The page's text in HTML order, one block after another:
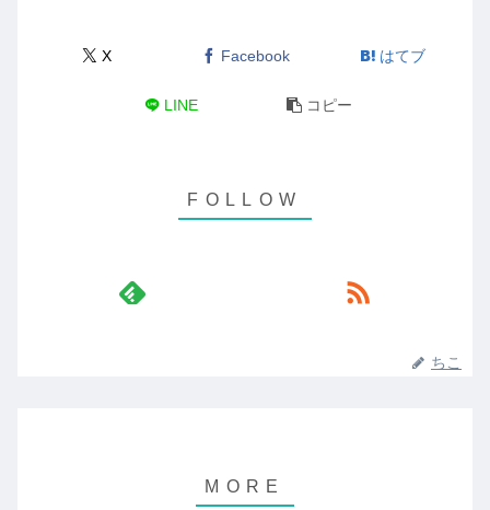
X Facebook はてブ
LINE コピー
ちこ